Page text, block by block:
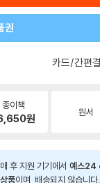
권
카드/간편
종이책
원 원서
후 지원 기기에서 예스24
품이며, 배송되지 않습니다.